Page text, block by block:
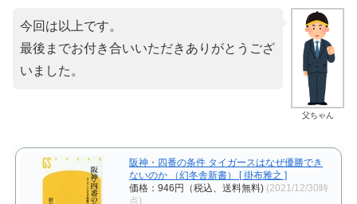
父ちゃん
今回は以上です。
最後までお付き合いいただきありがとうござ
いました。
阪神・四番の条件 タイガースはなぜ優勝でき
ないのか （幻冬舎新書） [ 掛布雅之 ]
価格：946円（税込、送料無料) (2021/12/30時
点)